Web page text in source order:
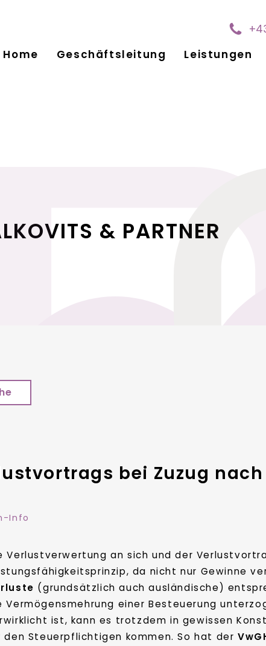
Home
Geschäftsleitung Leistungen
& PARTNER
bei Zuzug
Info
Verlustverwertung an sich und der
da nicht nur Gewinne
(grundsätzlich auch ausländische)
Vermögensmehrung einer Besteuerung
ist, kann es trotzdem in gewissen
den Steuerpflichtigen kommen. So hat der